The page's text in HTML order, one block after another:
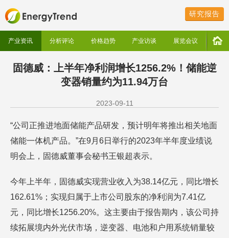
研究报告
产业资讯 分析评论 价格趋势 产业访谈 展览会议
固德威：上半年净利润增长1256.2%！储能逆
变器销量约为11.94万台
2023-09-11
“公司正推进地面储能产品研发，预计明年将推出相关地面
储能一体机产品。”在9月6日举行的2023年半年度业绩说
明会上，固德威董事会秘书王银超表示。
今年上半年，固德威实现营业收入为38.14亿元，同比增长
162.61%；实现归属于上市公司股东的净利润为7.41亿
元，同比增长1256.20%。这主要由于报告期内，该公司持
续拓展境内外光伏市场，逆变器、电池和户用系统销量较